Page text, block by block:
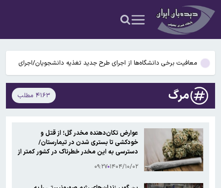
است
تأیید ربایش و قتل حمیدرضا رجب‌زاده مداح معروف
چطور بدون آسیب دیدن دوربین موبایل از خورشیدگرفتگی عکس
بگیریم؟
معافیت برخی دانشگاه‌ها از اجرای طرح جدید تغذیه دانشجویان/اجرای
طرح مرحله‌ای خواهد بود
برطرف شدن محدودیت‌ برق صنایع طی هفته‌های آینده
پیش‌بینی وضعیت جوی ۵ روز آینده؛ موج جدید ناپایداری جوی در راه
تأیید ربایش و قتل حمیدرضا رجب‌زاده مداح معروف
چطور بدون آسیب دیدن دوربین موبایل از خورشیدگرفتگی عکس
بگیریم؟
مرگ ۴۱۶۳ مطلب
عوارض تکان‌دهنده مخدر گل؛ از قتل و
خودکشی تا بستری شدن در تیمارستان/
دسترسی به این مخدر خطرناک در کشور کمتر از
۱۴۰۴/۱۰/۰۲ ۰۹:۲۷